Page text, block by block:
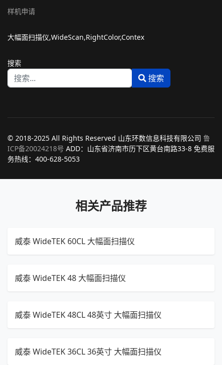
样机申请
大幅面扫描仪,WideScan,RightColor,Contex
搜索
搜索
© 2018-2025 All Rights Reserved 山东环数信息科技有限公司 鲁
ICP备20024218号 ADD：山东省济南市历下区黄台南路33-8 免费服
务热线：400-628-5053
相关产品推荐
威泰 WideTEK 60CL 大幅面扫描仪
威泰 WideTEK 48 大幅面扫描仪
威泰 WideTEK 48CL 48英寸 大幅面扫描仪
威泰 WideTEK 36CL 36英寸 大幅面扫描仪